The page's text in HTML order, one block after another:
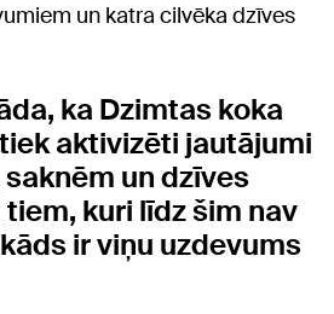
un katra cilvēka dzīves
ka Dzimtas koka
aktivizēti jautājumi
un dzīves
kuri līdz šim nav
ir viņu uzdevums